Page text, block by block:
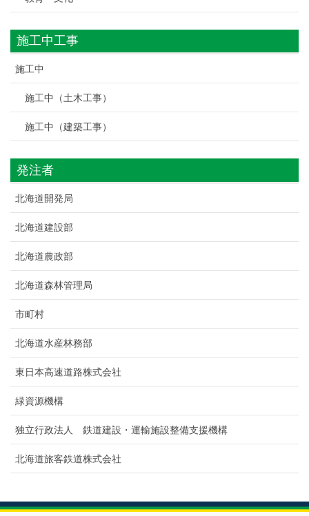
施工中工事
施工中
施工中（土木工事）
施工中（建築工事）
発注者
北海道開発局
北海道建設部
北海道農政部
北海道森林管理局
市町村
北海道水産林務部
東日本高速道路株式会社
緑資源機構
独立行政法人 鉄道建設・運輸施設整備支援機構
北海道旅客鉄道株式会社